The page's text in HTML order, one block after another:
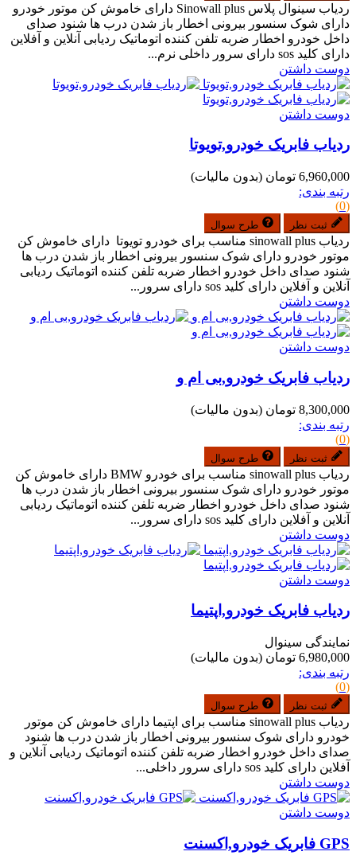
ردیاب سینوال پلاس Sinowall plus دارای خاموش کن موتور خودرو
دارای شوک سنسور بیرونی اخطار باز شدن درب ها شنود صدای
داخل خودرو اخطار ضربه تلفن کننده اتوماتیک ردیابی آنلاین و آفلاین
دارای کلید sos دارای سرور داخلی نرم...
دوست داشتن
دوست داشتن
ردیاب فابریک خودرو,تویوتا
6,960,000 تومان
(بدون مالیات)
رتبه بندی:
(0)
ثبت نظر طرح سوال
ردیاب sinowall plus مناسب برای خودرو تویوتا دارای خاموش کن
موتور خودرو دارای شوک سنسور بیرونی اخطار باز شدن درب ها
شنود صدای داخل خودرو اخطار ضربه تلفن کننده اتوماتیک ردیابی
آنلاین و آفلاین دارای کلید sos دارای سرور...
دوست داشتن
دوست داشتن
ردیاب فابریک خودرو,بی ام و
8,300,000 تومان
(بدون مالیات)
رتبه بندی:
(0)
ثبت نظر طرح سوال
ردیاب sinowall plus مناسب برای خودرو BMW دارای خاموش کن
موتور خودرو دارای شوک سنسور بیرونی اخطار باز شدن درب ها
شنود صدای داخل خودرو اخطار ضربه تلفن کننده اتوماتیک ردیابی
آنلاین و آفلاین دارای کلید sos دارای سرور...
دوست داشتن
دوست داشتن
ردیاب فابریک خودرو,اپتیما
نمایندگی سینوال
6,980,000 تومان
(بدون مالیات)
رتبه بندی:
(0)
ثبت نظر طرح سوال
ردیاب sinowall plus مناسب برای اپتیما دارای خاموش کن موتور
خودرو دارای شوک سنسور بیرونی اخطار باز شدن درب ها شنود
صدای داخل خودرو اخطار ضربه تلفن کننده اتوماتیک ردیابی آنلاین و
آفلاین دارای کلید sos دارای سرور داخلی...
دوست داشتن
دوست داشتن
GPS فابریک خودرو,اکسنت